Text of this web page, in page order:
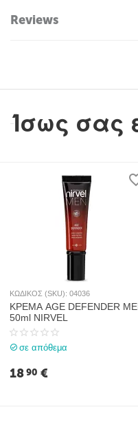
Reviews
Ίσως σας
ΚΩΔΙΚΟΣ (SKU): 04036
ΚΡΕΜΑ AGE DEFENDER
50ml NIRVEL
σε απόθεμα
1890 €